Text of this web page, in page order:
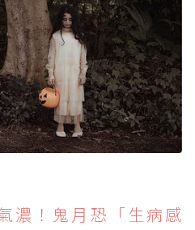
濃！鬼月恐「生病感